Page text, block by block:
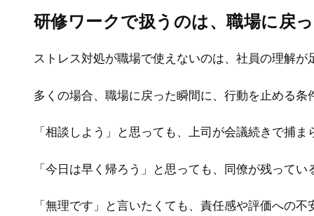
研修ワークで扱うのは、職場に戻
ストレス対処が職場で使えないのは、社員の理解
多くの場合、職場に戻った瞬間に、行動を止める条
「相談しよう」と思っても、上司が会議続きで捕ま
「今日は早く帰ろう」と思っても、同僚が残ってい
「無理です」と言いたくても、責任感や評価への